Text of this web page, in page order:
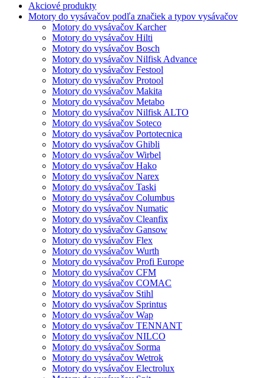
Akciové produkty
Motory do vysávačov podľa značiek a typov vysávačov
Motory do vysávačov Karcher
Motory do vysávačov Hilti
Motory do vysávačov Bosch
Motory do vysávačov Nilfisk Advance
Motory do vysávačov Festool
Motory do vysávačov Protool
Motory do vysávačov Makita
Motory do vysávačov Metabo
Motory do vysávačov Nilfisk ALTO
Motory do vysávačov Soteco
Motory do vysávačov Portotecnica
Motory do vysávačov Ghibli
Motory do vysávačov Wirbel
Motory do vysávačov Hako
Motory do vysávačov Narex
Motory do vysávačov Taski
Motory do vysávačov Columbus
Motory do vysávačov Numatic
Motory do vysávačov Cleanfix
Motory do vysávačov Gansow
Motory do vysávačov Flex
Motory do vysávačov Wurth
Motory do vysávačov Profi Europe
Motory do vysávačov CFM
Motory do vysávačov COMAC
Motory do vysávačov Stihl
Motory do vysávačov Sprintus
Motory do vysávačov Wap
Motory do vysávačov TENNANT
Motory do vysávačov NILCO
Motory do vysávačov Sorma
Motory do vysávačov Wetrok
Motory do vysávačov Electrolux